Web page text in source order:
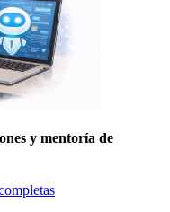
y mentoría de